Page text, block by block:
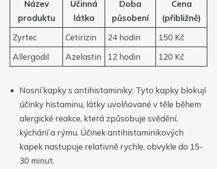
Název
produktu
Účinná
látka
Doba
působení
Cena
(přibližně)
Zyrtec
Cetirizin 24 hodin
150 Kč
Allergodil
Azelastin 12 hodin 120 Kč
Nosní kapky s antihistaminiky: Tyto kapky blokují
účinky histaminu, látky uvolňované v těle během
alergické reakce, která způsobuje svědění,
kýchání a rýmu. Účinek antihistaminikových
kapek nastupuje relativně rychle, obvykle do 15-
30 minut.